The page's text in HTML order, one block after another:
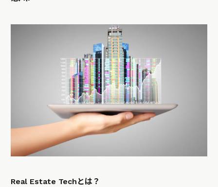
Real Estate Techとは？